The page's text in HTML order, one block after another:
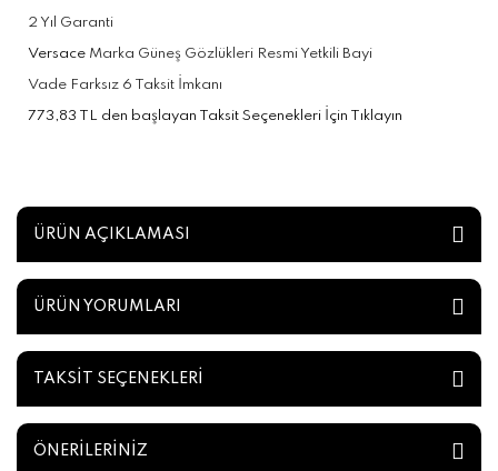
2 Yıl Garanti
Versace Marka Güneş Gözlükleri Resmi Yetkili Bayi
Vade Farksız 6 Taksit İmkanı
773,83 TL den başlayan Taksit Seçenekleri İçin Tıklayın
ÜRÜN AÇIKLAMASI
ÜRÜN YORUMLARI
TAKSİT SEÇENEKLERİ
ÖNERİLERİNİZ